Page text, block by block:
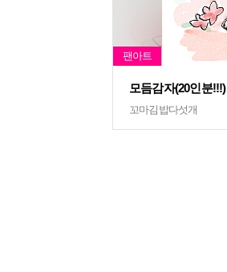
모듬감자(20인분!!!)
꼬마김밥다섯개